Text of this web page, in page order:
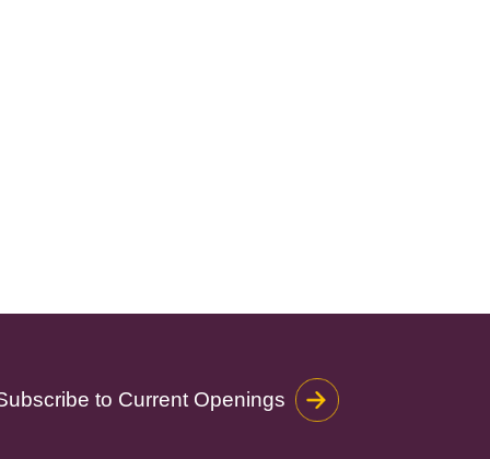
to Current Openings